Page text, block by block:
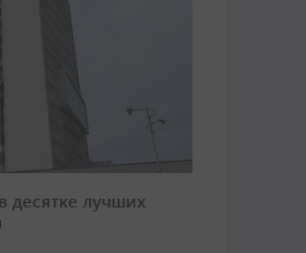
десятке лучших